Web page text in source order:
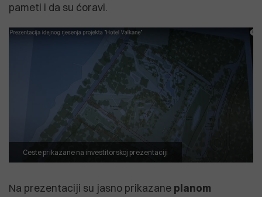
pameti i da su ćoravi.
Ceste prikazane na investitorskoj prezentaciji
Na prezentaciji su jasno prikazane planom